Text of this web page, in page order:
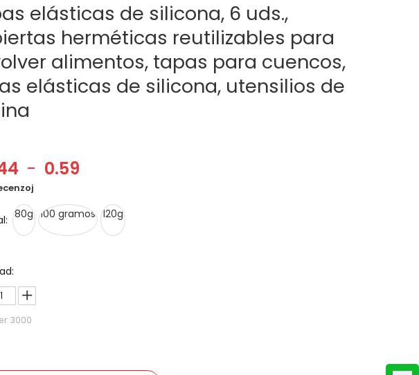
elásticas de silicona, 6 uds.,
herméticas reutilizables para
alimentos, tapas para cuencos,
elásticas de silicona, utensilios de
- 0.59
80g 100 gramos 120g
3000